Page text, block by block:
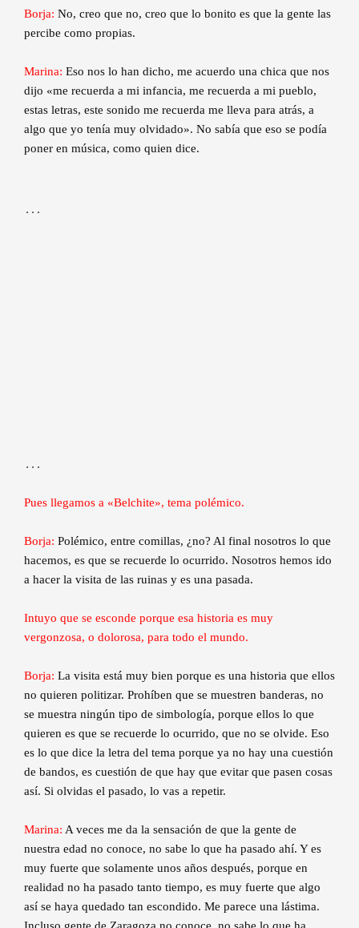
Borja: No, creo que no, creo que lo bonito es que la gente las
percibe como propias.
Marina: Eso nos lo han dicho, me acuerdo una chica que nos
dijo «me recuerda a mi infancia, me recuerda a mi pueblo,
estas letras, este sonido me recuerda me lleva para atrás, a
algo que yo tenía muy olvidado». No sabía que eso se podía
poner en música, como quien dice.
…
…
Pues llegamos a «Belchite», tema polémico.
Borja: Polémico, entre comillas, ¿no? Al final nosotros lo que
hacemos, es que se recuerde lo ocurrido. Nosotros hemos ido
a hacer la visita de las ruinas y es una pasada.
Intuyo que se esconde porque esa historia es muy
vergonzosa, o dolorosa, para todo el mundo.
Borja: La visita está muy bien porque es una historia que ellos
no quieren politizar. Prohíben que se muestren banderas, no
se muestra ningún tipo de simbología, porque ellos lo que
quieren es que se recuerde lo ocurrido, que no se olvide. Eso
es lo que dice la letra del tema porque ya no hay una cuestión
de bandos, es cuestión de que hay que evitar que pasen cosas
así. Si olvidas el pasado, lo vas a repetir.
Marina: A veces me da la sensación de que la gente de
nuestra edad no conoce, no sabe lo que ha pasado ahí. Y es
muy fuerte que solamente unos años después, porque en
realidad no ha pasado tanto tiempo, es muy fuerte que algo
así se haya quedado tan escondido. Me parece una lástima.